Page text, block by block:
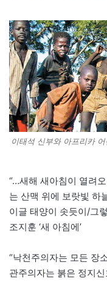
이태석 신부와 아프리카
“…새해 새아침이 열려
는 산맥 위에 보랏빛 하
이글 태양이 솟듯이/그
조지훈 ‘새 아침에’
“낙천주의자는 모든 장
관주의자는 붉은 정지